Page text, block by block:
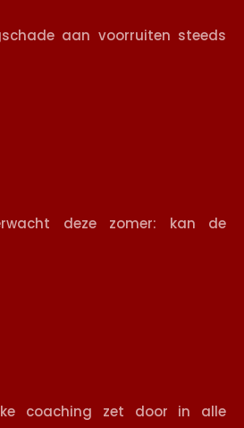
aan voorruiten steeds
deze zomer: kan de
coaching zet door in alle